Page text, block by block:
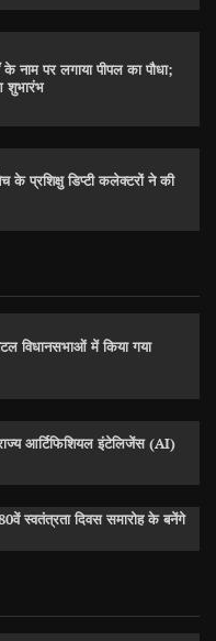
नाम पर लगाया पीपल का पौधा;
शुभारंभ
के प्रशिक्षु डिप्टी कलेक्टरों ने की
विधानसभाओं में किया गया
आर्टिफिशियल इंटेलिजेंस (AI)
स्वतंत्रता दिवस समारोह के बनेंगे